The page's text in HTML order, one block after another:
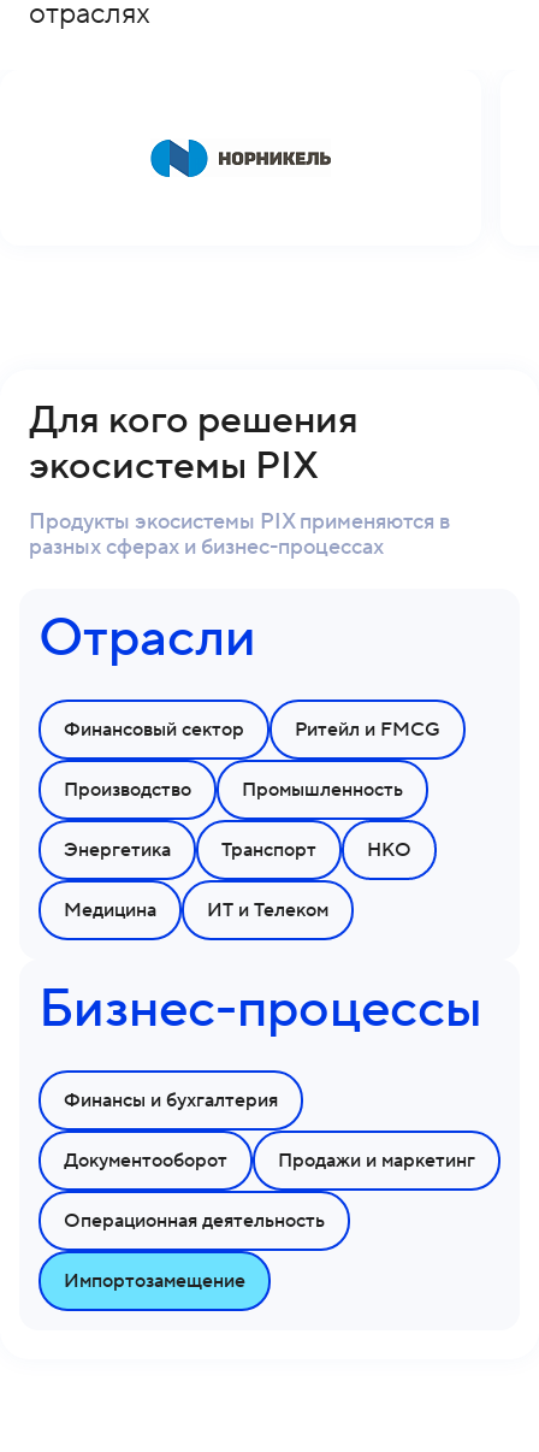
отраслях
Для кого решения
экосистемы PIX
Продукты экосистемы PIX применяются в
разных сферах и бизнес-процессах
Отрасли
Финансовый сектор Ритейл и FMCG
Производство Промышленность
Энергетика Транспорт НКО
Медицина ИТ и Телеком
Бизнес-процессы
Финансы и бухгалтерия
Документооборот Продажи и маркетинг
Операционная деятельность
Импортозамещение